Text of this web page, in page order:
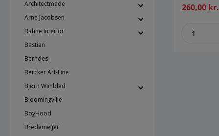
Architectmade
Arne Jacobsen
Bahne Interior
Bastian
Berndes
Bercker Art-Line
Bjørn Wiinblad
Bloomingville
BoyHood
Bredemeijer
har et
festlige
260,00